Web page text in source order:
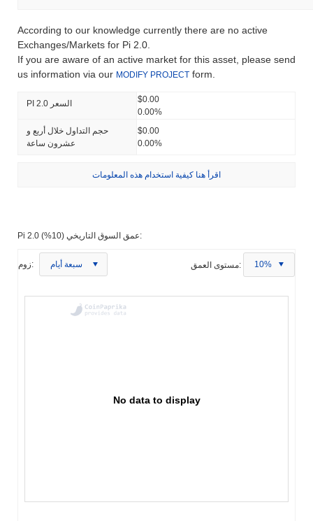
According to our knowledge currently there are no active
Exchanges/Markets for Pi 2.0.
If you are aware of an active market for this asset, please send
us information via our MODIFY PROJECT form.
PI 2.0 السعر
$0.00
0.00%
حجم التداول خلال أربع و
عشرون ساعة
$0.00
0.00%
اقرأ هنا كيفية استخدام هذه المعلومات
Pi 2.0 عمق السوق التاريخي (10%):
زوم: سبعة أيام مستوى العمق: 10%
No data to display